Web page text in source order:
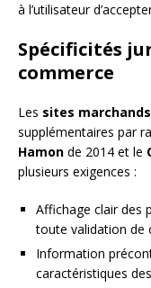
à l’utilisateur
Spécificités
commerce
Les sites marchands
supplémentaires par
Hamon de 2014 et le
plusieurs exigences :
Affichage clair des
toute validation de
Information
caractéristiques